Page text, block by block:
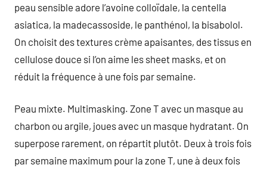
peau sensible adore l’avoine colloïdale, la centella
asiatica, la madecassoside, le panthénol, la bisabolol.
On choisit des textures crème apaisantes, des tissus en
cellulose douce si l’on aime les sheet masks, et on
réduit la fréquence à une fois par semaine.
Peau mixte. Multimasking. Zone T avec un masque au
charbon ou argile, joues avec un masque hydratant. On
superpose rarement, on répartit plutôt. Deux à trois fois
par semaine maximum pour la zone T, une à deux fois